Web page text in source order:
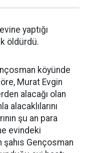
yaptığı
öldürdü.
köyünde
Murat Evgin
alacağı olan
alacaklılarını
şu an para
evindeki
şahıs Gençosman